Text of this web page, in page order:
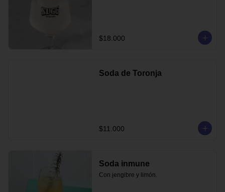
$18.000
Soda de Toronja
$11.000
Soda inmune
Con jengibre y limón.